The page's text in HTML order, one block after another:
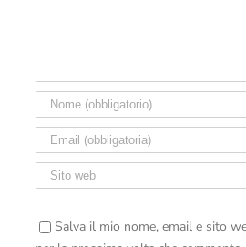
Salva il mio nome, email e sito